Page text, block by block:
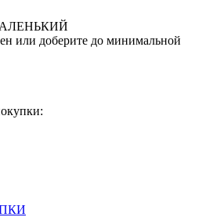
или доберите до минимальной